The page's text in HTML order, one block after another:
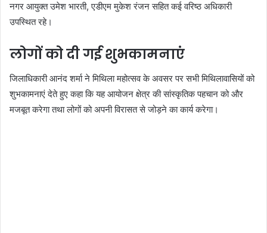
नगर आयुक्त उमेश भारती, एडीएम मुकेश रंजन सहित कई वरिष्ठ अधिकारी
उपस्थित रहे।
लोगों को दी गई शुभकामनाएं
जिलाधिकारी आनंद शर्मा ने मिथिला महोत्सव के अवसर पर सभी मिथिलावासियों को
शुभकामनाएं देते हुए कहा कि यह आयोजन क्षेत्र की सांस्कृतिक पहचान को और
मजबूत करेगा तथा लोगों को अपनी विरासत से जोड़ने का कार्य करेगा।